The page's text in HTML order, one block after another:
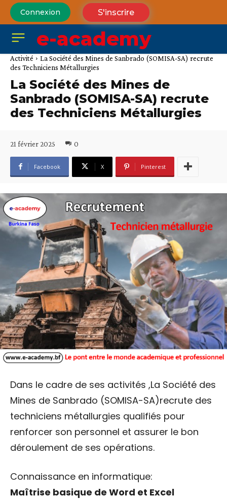
Connexion S'inscrire
e-academy
Activité
La Société des Mines de Sanbrado (SOMISA-SA) recrute
des Techniciens Métallurgies
La Société des Mines de
Sanbrado (SOMISA-SA) recrute
des Techniciens Métallurgies
21 février 2025 0
Facebook X Pinterest
Dans le cadre de ses activités ,La Société des
Mines de Sanbrado (SOMISA-SA)recrute des
techniciens métallurgies qualifiés pour
renforcer son personnel et assurer le bon
déroulement de ses opérations.
Connaissance en informatique:
Maîtrise basique de Word et Excel